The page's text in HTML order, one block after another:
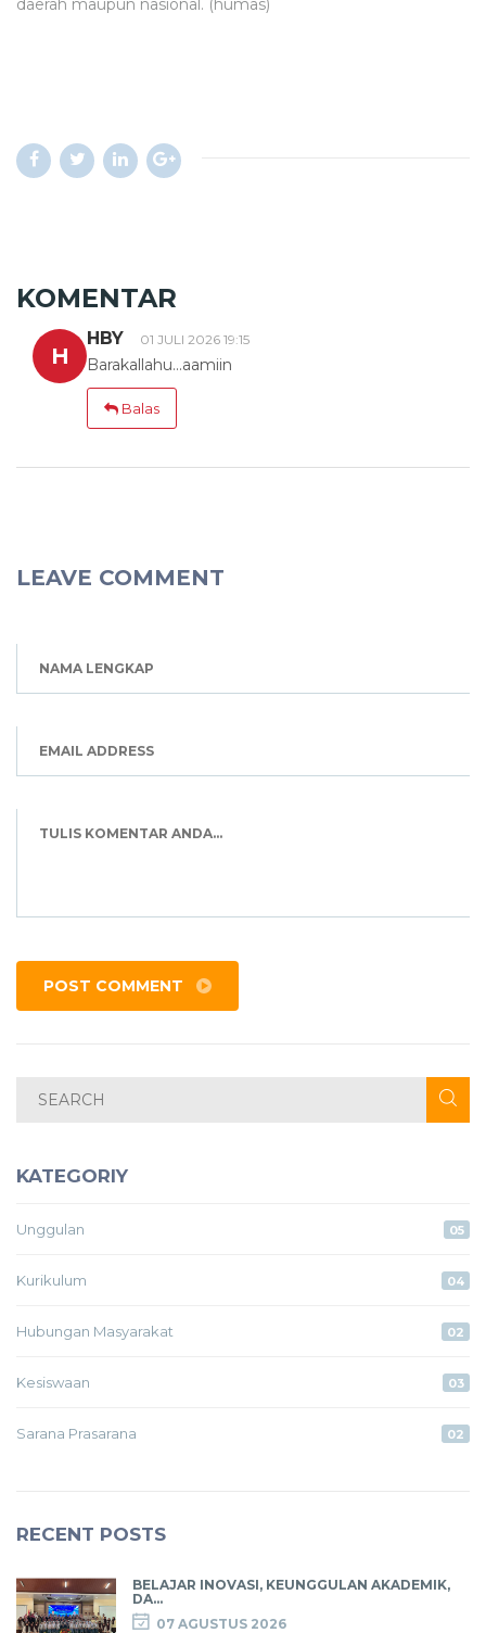
daerah maupun nasional. (humas)
KOMENTAR
H
HBY 01 JULI 2026 19:15
Barakallahu...aamiin
Balas
LEAVE COMMENT
POST COMMENT
KATEGORIY
Unggulan 05
Kurikulum 04
Hubungan Masyarakat 02
Kesiswaan 03
Sarana Prasarana 02
RECENT POSTS
BELAJAR INOVASI, KEUNGGULAN AKADEMIK,
DA...
07 AGUSTUS 2026